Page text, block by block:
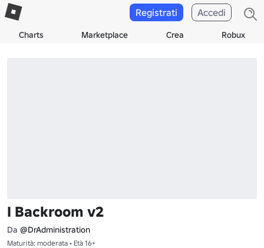
Charts Marketplace Crea Robux
Registrati Accedi
I Backroom v2
Da @DrAdministration
Maturità: moderata • Età 16+